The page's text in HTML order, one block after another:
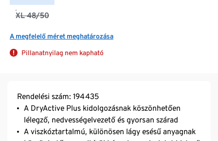
XL 48/50
A megfelelő méret meghatározása
Pillanatnyilag nem kapható
Rendelési szám: 194435
A DryActive Plus kidolgozásnak köszönhetően
lélegző, nedvességelvezető és gyorsan szárad
A viszkóztartalmú, különösen lágy esésű anyagnak